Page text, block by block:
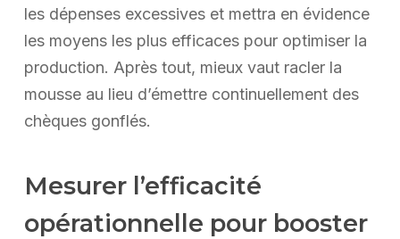
les dépenses excessives et mettra en évidence
les moyens les plus efficaces pour optimiser la
production. Après tout, mieux vaut racler la
mousse au lieu d’émettre continuellement des
chèques gonflés.
Mesurer l’efficacité
opérationnelle pour booster